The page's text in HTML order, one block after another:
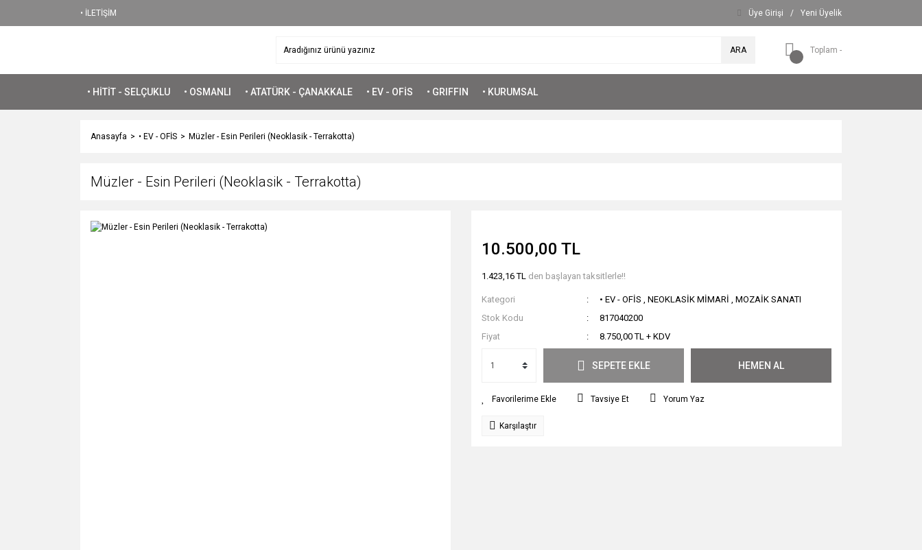
• İLETİŞİM Üye Girişi / Yeni Üyelik
ARA Toplam -
• HİTİT - SELÇUKLU • OSMANLI • ATATÜRK - ÇANAKKALE • EV - OFİS • GRIFFIN • KURUMSAL
Anasayfa • EV - OFİS Müzler - Esin Perileri (Neoklasik - Terrakotta)
Müzler - Esin Perileri (Neoklasik - Terrakotta)
10.500,00 TL
1.423,16 TL den başlayan taksitlerle!!
Kategori • EV - OFİS , NEOKLASİK MİMARİ , MOZAİK SANATI
Stok Kodu
817040200
Fiyat
8.750,00 TL + KDV
SEPETE EKLE HEMEN AL
Tavsiye Et Yorum Yaz
Karşılaştır